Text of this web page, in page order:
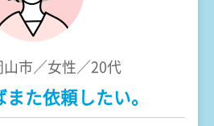
市／女性／20代
た依頼したい。